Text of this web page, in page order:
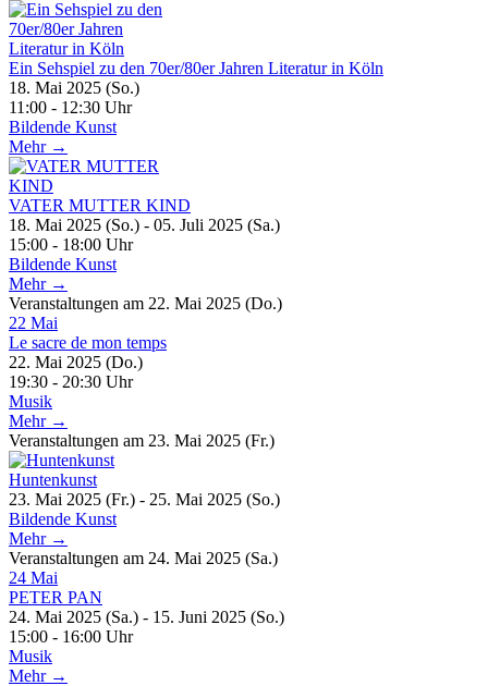
Ein Sehspiel zu den 70er/80er Jahren Literatur in Köln
18. Mai 2025 (So.)
11:00 - 12:30 Uhr
Bildende Kunst
Mehr →
VATER MUTTER KIND
18. Mai 2025 (So.) - 05. Juli 2025 (Sa.)
15:00 - 18:00 Uhr
Bildende Kunst
Mehr →
Veranstaltungen am 22. Mai 2025 (Do.)
22 Mai
Le sacre de mon temps
22. Mai 2025 (Do.)
19:30 - 20:30 Uhr
Musik
Mehr →
Veranstaltungen am 23. Mai 2025 (Fr.)
Huntenkunst
23. Mai 2025 (Fr.) - 25. Mai 2025 (So.)
Bildende Kunst
Mehr →
Veranstaltungen am 24. Mai 2025 (Sa.)
24 Mai
PETER PAN
24. Mai 2025 (Sa.) - 15. Juni 2025 (So.)
15:00 - 16:00 Uhr
Musik
Mehr →